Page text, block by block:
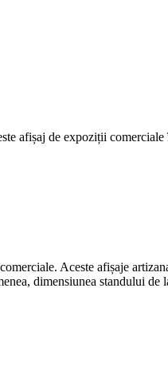
afișaj de expoziții
Aceste afișaje
dimensiunea standului